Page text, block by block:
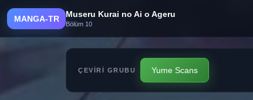
MANGA-TR Museru Kurai no Ai o Ageru
Bölüm 10
ÇEVIRI GRUBU Yume Scans